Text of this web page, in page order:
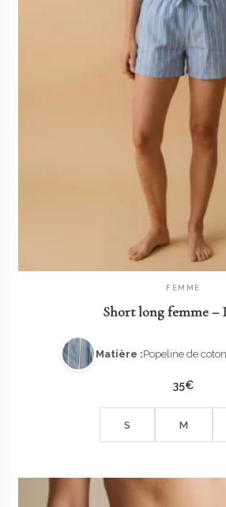
AJOUTER AU
FEMME
Short long femme
Matière :Popeline de
35€
S M